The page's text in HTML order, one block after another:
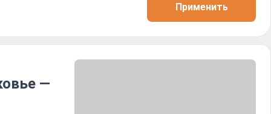
Применить
—